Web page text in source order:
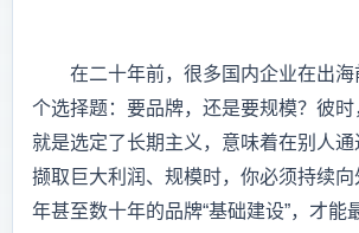
在二十年前，很多国内企业在出
个选择题：要品牌，还是要规模？彼
就是选定了长期主义，意味着在别人
撷取巨大利润、规模时，你必须持续
年甚至数十年的品牌“基础建设”，才能